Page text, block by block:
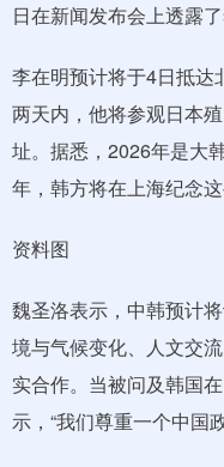
日在新闻发布会上透露
李在明预计将于4日抵达
两天内，他将参观日本
址。据悉，2026年是大
年，韩方将在上海纪念
资料图
魏圣洛表示，中韩预计
境与气候变化、人文交
实合作。当被问及韩国
示，“我们尊重一个中国